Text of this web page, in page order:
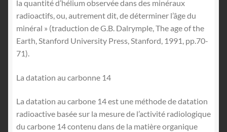
la quantité d’hélium observée dans des minéraux
radioactifs, ou, autrement dit, de déterminer l’âge du
minéral » (traduction de G.B. Dalrymple, The age of the
Earth, Stanford University Press, Stanford, 1991, pp.70-
71).
La datation au carbonne 14
La datation au carbone 14 est une méthode de datation
radioactive basée sur la mesure de l’activité radiologique
du carbone 14 contenu dans de la matière organique